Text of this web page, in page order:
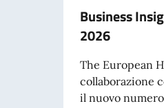
Business
2026
The European
collaborazione
il nuovo